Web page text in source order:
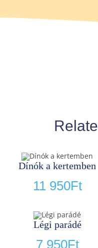
Dínók a kertemben
11 950Ft
Légi parádé
7 950Ft